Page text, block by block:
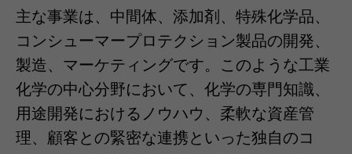
主な事業は、中間体、添加剤、特殊化学品、
コンシューマープロテクション製品の開発、
製造、マーケティングです。このような工業
化学の中心分野において、化学の専門知識、
用途開発におけるノウハウ、柔軟な資産管
理、顧客との緊密な連携といった独自のコ